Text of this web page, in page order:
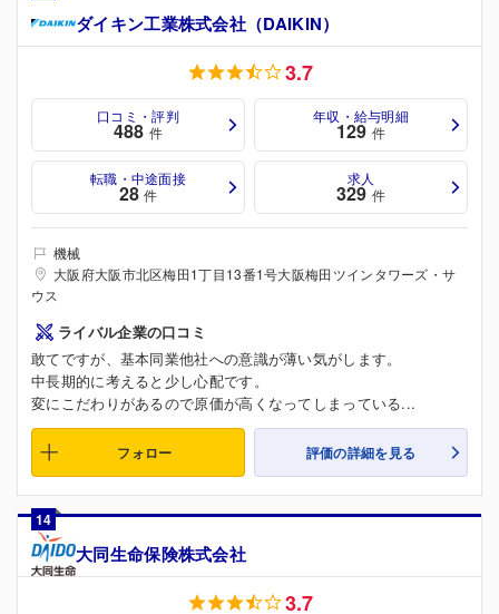
ダイキン工業株式会社（DAIKIN）
3.7
口コミ・評判
488 件
年収・給与明細
129 件
転職・中途面接
28 件
求人
329 件
機械
大阪府大阪市北区梅田1丁目13番1号大阪梅田ツインタワーズ・サ
ウス
ライバル企業の口コミ
敢てですが、基本同業他社への意識が薄い気がします。
中長期的に考えると少し心配です。
変にこだわりがあるので原価が高くなってしまっている...
フォロー 評価の詳細を見る
14
大同生命保険株式会社
3.7